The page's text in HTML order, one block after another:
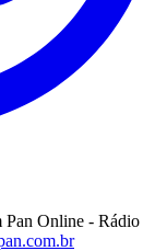
Pan Online - Rádio